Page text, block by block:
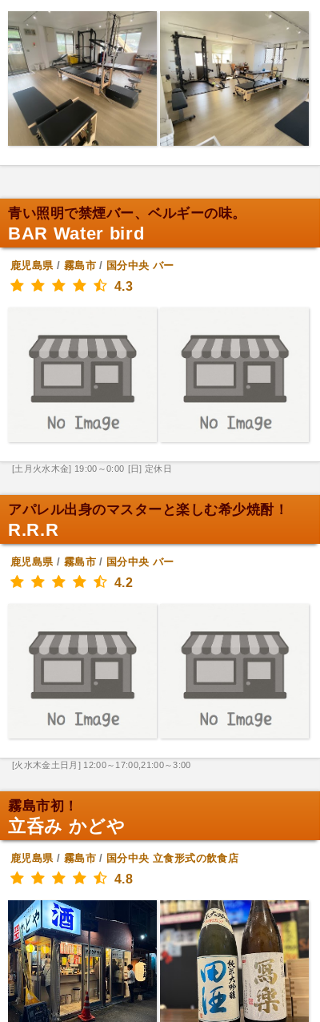
青い照明で禁煙バー、ベルギーの味。
BAR Water bird
鹿児島県/ 霧島市/ 国分中央 バー
4.3
[土月火水木金] 19:00～0:00 [日] 定休日
アパレル出身のマスターと楽しむ希少焼酎！
R.R.R
鹿児島県/ 霧島市/ 国分中央 バー
4.2
[火水木金土日月] 12:00～17:00,21:00～3:00
霧島市初！
立呑み かどや
鹿児島県/ 霧島市/ 国分中央 立食形式の飲食店
4.8